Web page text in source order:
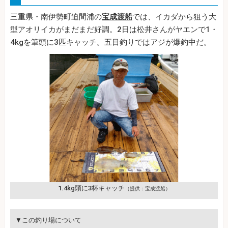
三重県・南伊勢町迫間浦の宝成渡船では、イカダから狙う大
型アオリイカがまだまだ好調。2日は松井さんがヤエンで1・
4kgを筆頭に3匹キャッチ。五目釣りではアジが爆釣中だ。
1.4kg頭に3杯キャッチ （提供：宝成渡船）
▼この釣り場について